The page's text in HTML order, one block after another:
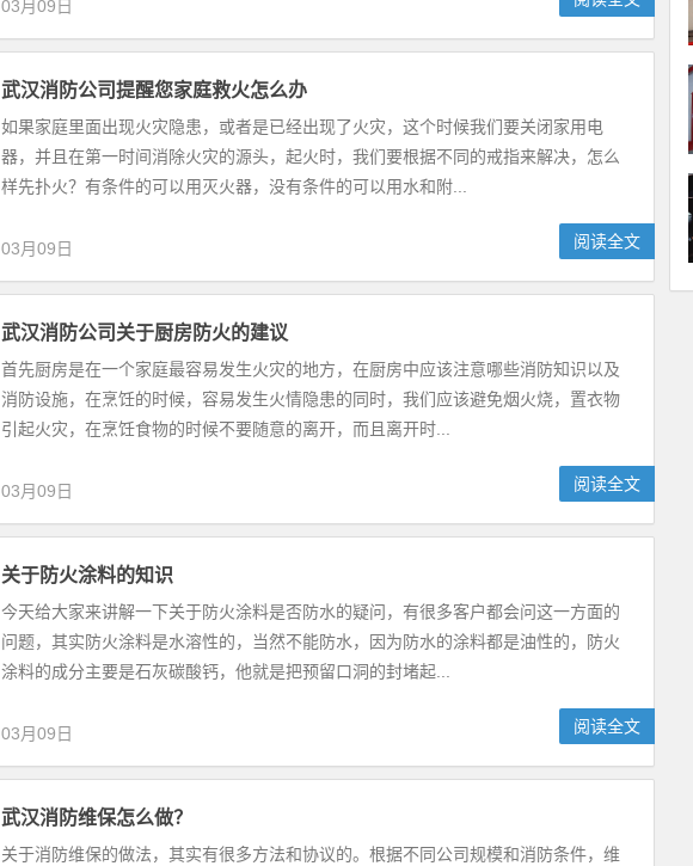
03月09日
武汉消防公司提醒您家庭救火怎么办
如果家庭里面出现火灾隐患，或者是已经出现了火灾，这个时候我们要关闭家用电
器，并且在第一时间消除火灾的源头，起火时，我们要根据不同的戒指来解决，怎么
样先扑火？有条件的可以用灭火器，没有条件的可以用水和附...
03月09日 阅读全文
武汉消防公司关于厨房防火的建议
首先厨房是在一个家庭最容易发生火灾的地方，在厨房中应该注意哪些消防知识以及
消防设施，在烹饪的时候，容易发生火情隐患的同时，我们应该避免烟火烧，置衣物
引起火灾，在烹饪食物的时候不要随意的离开，而且离开时...
03月09日 阅读全文
关于防火涂料的知识
今天给大家来讲解一下关于防火涂料是否防水的疑问，有很多客户都会问这一方面的
问题，其实防火涂料是水溶性的，当然不能防水，因为防水的涂料都是油性的，防火
涂料的成分主要是石灰碳酸钙，他就是把预留口洞的封堵起...
03月09日 阅读全文
武汉消防维保怎么做？
关于消防维保的做法，其实有很多方法和协议的。根据不同公司规模和消防条件，维